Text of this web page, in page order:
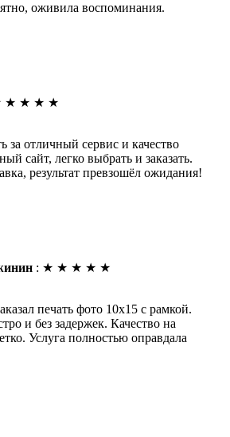
оживила воспоминания.
★ ★ ★ ★
за отличный сервис и качество
сайт, легко выбрать и заказать.
результат превзошёл ожидания!
: ★ ★ ★ ★ ★
печать фото 10х15 с рамкой.
и без задержек. Качество на
Услуга полностью оправдала